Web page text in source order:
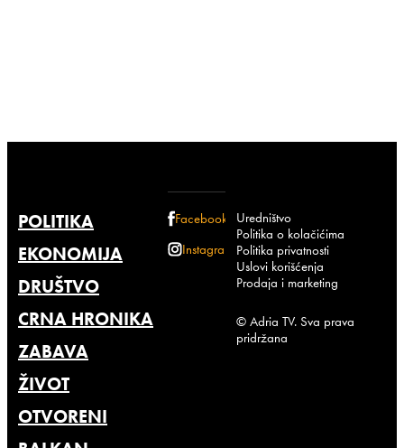
POLITIKA
EKONOMIJA
DRUŠTVO
CRNA HRONIKA
ZABAVA
ŽIVOT
OTVORENI
Facebook
Instagram
Uredništvo
Politika o kolačićima
Politika privatnosti
Uslovi korišćenja
Prodaja i marketing
© Adria TV. Sva prava
pridržana